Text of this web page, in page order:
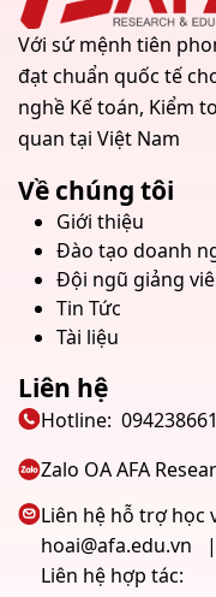
Với sứ mệnh tiên
đạt chuẩn quốc tế
nghề Kế toán, Kiểm
quan tại Việt Nam
Về chúng tôi
Giới thiệu
Đào tạo doanh
Đội ngũ giảng
Tin Tức
Tài liệu
Liên hệ
Hotline:
Zalo OA AFA
Liên hệ hỗ trợ học
hoai@afa.edu.vn
Liên hệ hợp tác: